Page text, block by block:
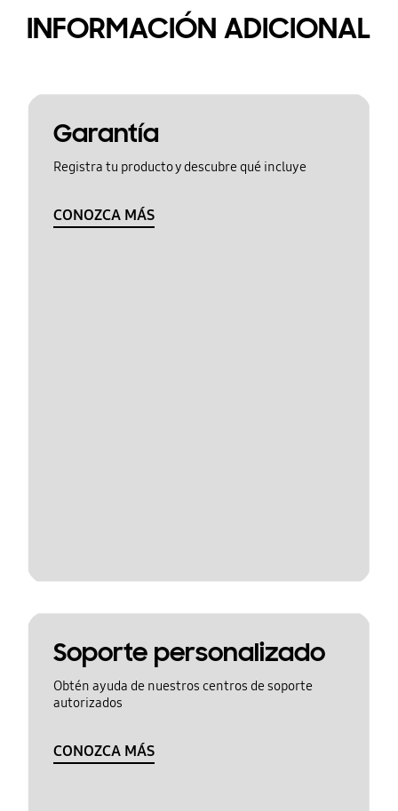
INFORMACIÓN ADICIONAL
Garantía
Registra tu producto y descubre qué incluye
CONOZCA MÁS
Soporte personalizado
Obtén ayuda de nuestros centros de soporte
autorizados
CONOZCA MÁS